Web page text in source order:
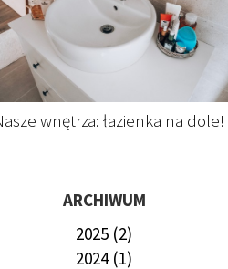
wnętrza: łazienka na dole!
ARCHIWUM
2025 (2)
2024 (1)